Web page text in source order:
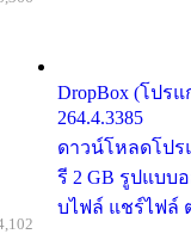
DropBox (โปร
264.4.3385
ดาวน์โหลดโปร
รี 2 GB รูปแบบ
บไฟล์ แชร์ไฟล์